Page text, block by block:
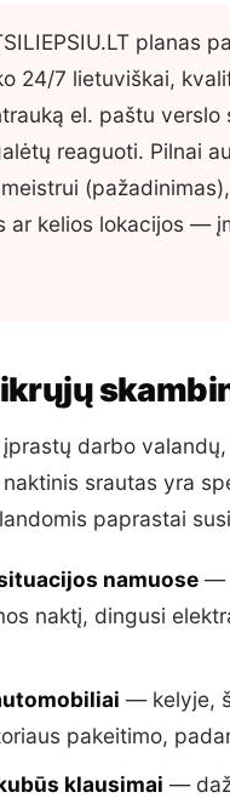
planas
24/7 lietuviškai,
el. paštu
reaguoti. Pilnai
ar kelios lokacijos —
darbo
srautas yra
paprastai
namuose —
naktį, dingusi
— kelyje,
pakeitimo,
klausimai —